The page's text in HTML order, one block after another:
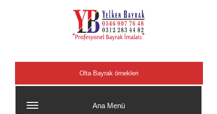
Olta Bayrak örnekleri
Ana Menü